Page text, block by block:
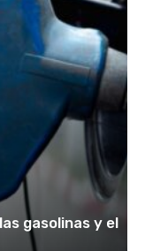
gasolinas y el